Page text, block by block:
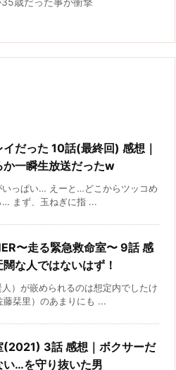
だった 10話(最終回) 感想｜
か一瞬生放送だったw
いっぱい… えーと…どこからツッコめ
… まず、玉ねぎに指 ...
〜走る緊急救命室〜 9話 感
な人ではないはず！
）が嵌められるのは想定内でしたけ
栞里）のあまりにも ...
(2021) 3話 感想｜ボクサーだ
い…を守り抜いた男